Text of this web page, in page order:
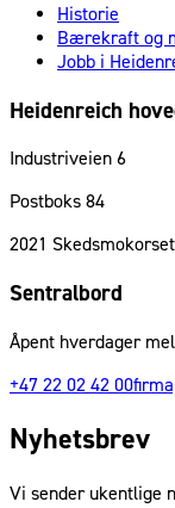
Historie
Bærekraft og
Jobb i
Heidenreich
Industriveien 6
Postboks 84
2021 Skedsmokorset
Sentralbord
Åpent hverdager
+47 22 02 42 00
Nyhetsbrev
Vi sender ukentlige